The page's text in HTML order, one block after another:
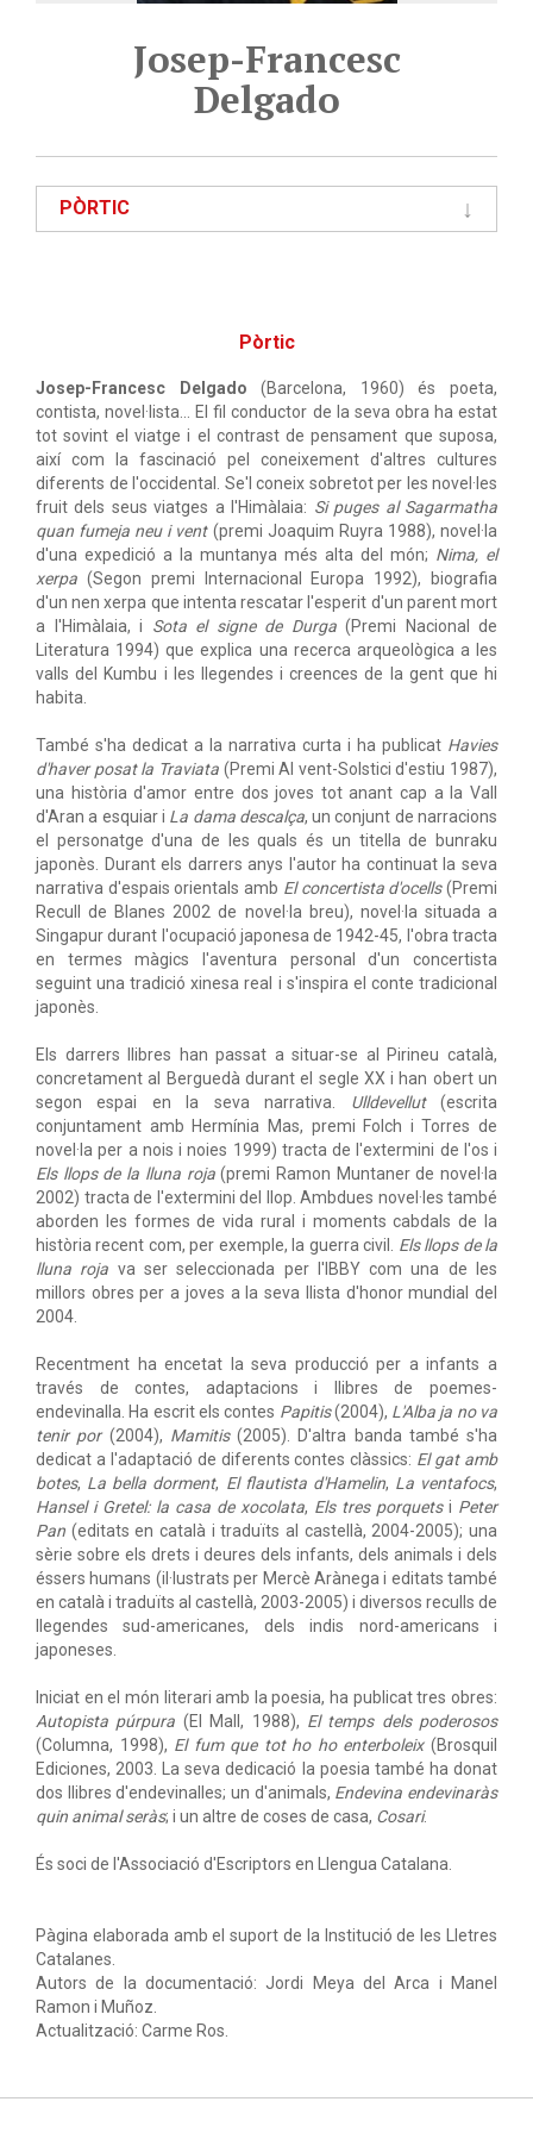
Josep-Francesc
Delgado
PÒRTIC
Pòrtic
Josep-Francesc Delgado (Barcelona, 1960) és poeta,
contista, novel·lista... El fil conductor de la seva obra ha estat
tot sovint el viatge i el contrast de pensament que suposa,
així com la fascinació pel coneixement d'altres cultures
diferents de l'occidental. Se'l coneix sobretot per les novel·les
fruit dels seus viatges a l'Himàlaia: Si puges al Sagarmatha
quan fumeja neu i vent(premi Joaquim Ruyra 1988), novel·la
d'una expedició a la muntanya més alta del món; Nima, el
xerpa (Segon premi Internacional Europa 1992), biografia
d'un nen xerpa que intenta rescatar l'esperit d'un parent mort
a l'Himàlaia, i Sota el signe de Durga(Premi Nacional de
Literatura 1994) que explica una recerca arqueològica a les
valls del Kumbu i les llegendes i creences de la gent que hi
habita.
També s'ha dedicat a la narrativa curta i ha publicat Havies
d'haver posat la Traviata(Premi Al vent-Solstici d'estiu 1987),
una història d'amor entre dos joves tot anant cap a la Vall
d'Aran a esquiar i La dama descalça, un conjunt de narracions
el personatge d'una de les quals és un titella de bunraku
japonès. Durant els darrers anys l'autor ha continuat la seva
narrativa d'espais orientals amb El concertista d'ocells(Premi
Recull de Blanes 2002 de novel·la breu), novel·la situada a
Singapur durant l'ocupació japonesa de 1942-45, l'obra tracta
en termes màgics l'aventura personal d'un concertista
seguint una tradició xinesa real i s'inspira el conte tradicional
japonès.
Els darrers llibres han passat a situar-se al Pirineu català,
concretament al Berguedà durant el segle XX i han obert un
segon espai en la seva narrativa. Ulldevellut(escrita
conjuntament amb Hermínia Mas, premi Folch i Torres de
novel·la per a nois i noies 1999) tracta de l'extermini de l'os i
Els llops de la lluna roja(premi Ramon Muntaner de novel·la
2002) tracta de l'extermini del llop. Ambdues novel·les també
aborden les formes de vida rural i moments cabdals de la
història recent com, per exemple, la guerra civil. Els llops de la
lluna roja va ser seleccionada per l'IBBY com una de les
millors obres per a joves a la seva llista d'honor mundial del
2004.
Recentment ha encetat la seva producció per a infants a
través de contes, adaptacions i llibres de poemes-
endevinalla. Ha escrit els contes Papitis(2004), L'Alba ja no va
tenir por(2004), Mamitis(2005). D'altra banda també s'ha
dedicat a l'adaptació de diferents contes clàssics: El gat amb
botes, La bella dorment, El flautista d'Hamelin, La ventafocs,
Hansel i Gretel: la casa de xocolata, Els tres porquetsi Peter
Pan (editats en català i traduïts al castellà, 2004-2005); una
sèrie sobre els drets i deures dels infants, dels animals i dels
éssers humans (il·lustrats per Mercè Arànega i editats també
en català i traduïts al castellà, 2003-2005) i diversos reculls de
llegendes sud-americanes, dels indis nord-americans i
japoneses.
Iniciat en el món literari amb la poesia, ha publicat tres obres:
Autopista púrpura (El Mall, 1988), El temps dels poderosos
(Columna, 1998), El fum que tot ho ho enterboleix(Brosquil
Ediciones, 2003. La seva dedicació la poesia també ha donat
dos llibres d'endevinalles; un d'animals, Endevina endevinaràs
quin animal seràs; i un altre de coses de casa, Cosari.
És soci de l'Associació d'Escriptors en Llengua Catalana.
Pàgina elaborada amb el suport de la Institució de les Lletres
Catalanes.
Autors de la documentació: Jordi Meya del Arca i Manel
Ramon i Muñoz.
Actualització: Carme Ros.